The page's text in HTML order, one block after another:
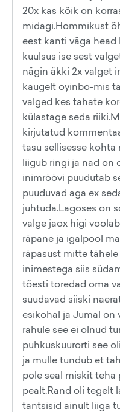
20x kas kõik on
midagi.Hommikust
eest kanti väga
kuulsus ise sest
nägin äkki 2x valget
kaugelt oyinbo-mis
valged kes tahate
külastage seda
kirjutatud
tasu sellisesse
liigub ringi ja nad on
inimröövi puudutab
puuduvad aga ex
juhtuda.Lagoses on
valge jaox higi
räpane ja igalpool
räpasust mitte
inimestega siis
tõesti toredad oma
suudavad siiski
esikohal ja Jumal on
rahule see ei olnud
puhkuskuurorti see
ja mulle tundub et
pole seal miskit teha
pealt.Rand oli tegelt
tantsisid ainult liiga